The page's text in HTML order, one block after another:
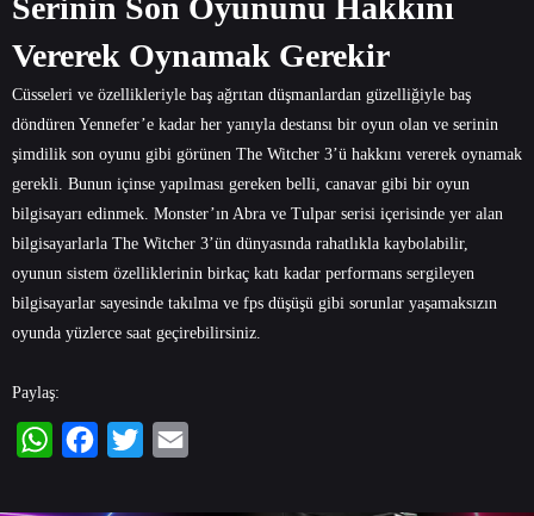
Vererek Oynamak Gerekir
Cüsseleri ve özellikleriyle baş ağrıtan düşmanlardan güzelliğiyle baş
döndüren Yennefer’e kadar her yanıyla destansı bir oyun olan ve serinin
şimdilik son oyunu gibi görünen The Witcher 3’ü hakkını vererek oynamak
gerekli. Bunun içinse yapılması gereken belli, canavar gibi bir oyun
bilgisayarı edinmek. Monster’ın Abra ve Tulpar serisi içerisinde yer alan
bilgisayarlarla The Witcher 3’ün dünyasında rahatlıkla kaybolabilir,
oyunun sistem özelliklerinin birkaç katı kadar performans sergileyen
bilgisayarlar sayesinde takılma ve fps düşüşü gibi sorunlar yaşamaksızın
oyunda yüzlerce saat geçirebilirsiniz.
Paylaş: